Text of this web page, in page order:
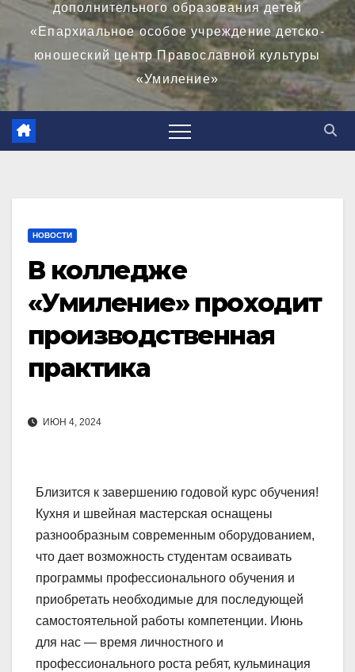
дополнительного образования детей
«Епархиальное особое учреждение детско-
юношеский центр Православной культуры
«Умиление»
НОВОСТИ
В колледже
«Умиление» проходит
производственная
практика
ИЮН 4, 2024
Близится к завершению годовой курс обучения!
Кухня и швейная мастерская оснащены
разнообразным современным оборудованием,
что дает возможность студентам осваивать
программы профессионального обучения и
приобретать необходимые для последующей
самостоятельной работы компетенции. Июнь
для нас — время личностного и
профессионального роста ребят, кульминация